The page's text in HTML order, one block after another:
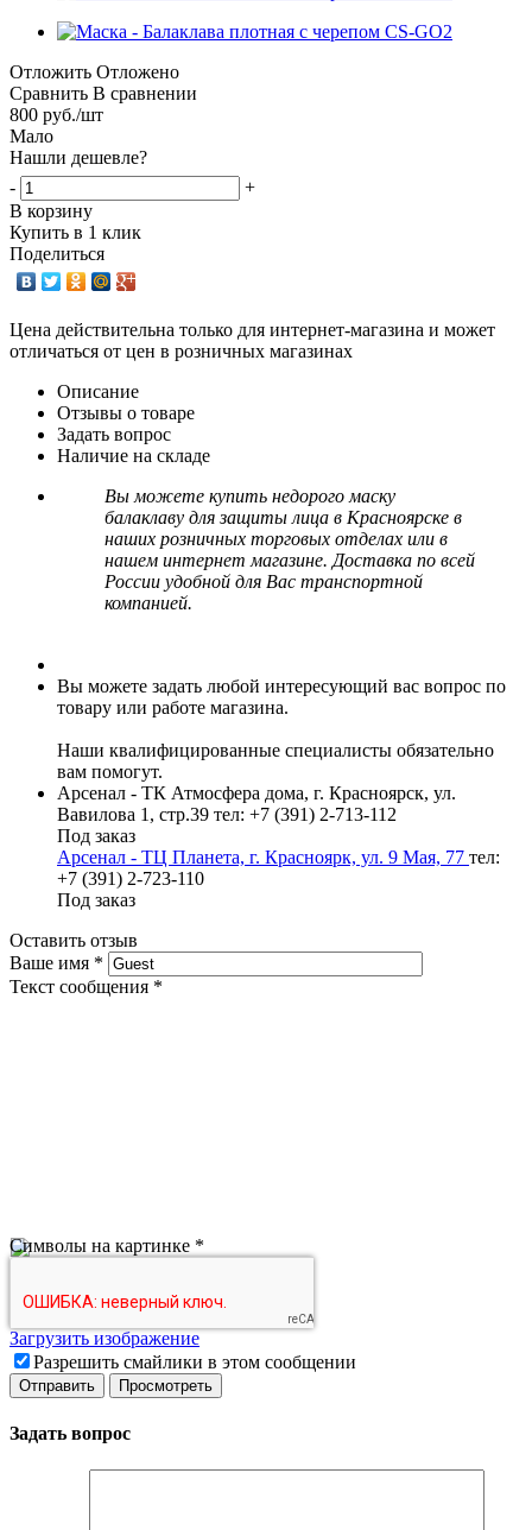
Отложить Отложено
Сравнить В сравнении
800 руб./шт
Мало
Нашли дешевле?
-
+
В корзину
Купить в 1 клик
Поделиться
Цена действительна только для интернет-магазина и может
отличаться от цен в розничных магазинах
Описание
Отзывы о товаре
Задать вопрос
Наличие на складе
Вы можете купить недорого маску
балаклаву для защиты лица в Красноярске в
наших розничных торговых отделах или в
нашем интернет магазине. Доставка по всей
России удобной для Вас транспортной
компанией.
Вы можете задать любой интересующий вас вопрос по
товару или работе магазина.
Наши квалифицированные специалисты обязательно
вам помогут.
Арсенал - ТК Атмосфера дома, г. Красноярск, ул.
Вавилова 1, стр.39 тел: +7 (391) 2-713-112
Под заказ
Арсенал - ТЦ Планета, г. Красноярк, ул. 9 Мая, 77 тел:
+7 (391) 2-723-110
Под заказ
Оставить отзыв
Ваше имя *
Текст сообщения *
Символы на картинке *
Загрузить изображение
Разрешить смайлики в этом сообщении
Задать вопрос